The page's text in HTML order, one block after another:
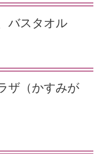
バスタオル
ザ（かすみが